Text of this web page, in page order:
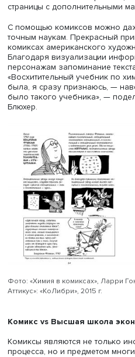
Фото: Альманах «Звездная
НИУ ВШЭ. Издательство «Кит»
Комиксы (особенно веб-
также основываться на
из учебника и т.п. Таким
помощью визуальных
мы можем запомнить
веселью от иллюстраций
таких комиксов часто
страницы с
С помощью комиксов
точным наукам.
комиксах американского
Благодаря визуализации
«Восхитительный учебник
была, я сразу признаюсь,
Блюхер.